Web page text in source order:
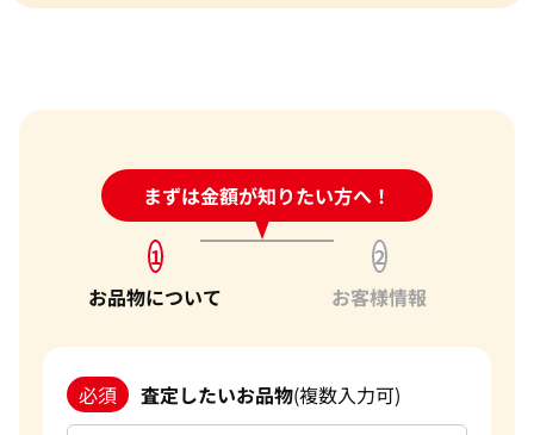
まずは金額が知りたい方へ！
24時間受付中!問い合わせフォーム
1
お品物について
2
お客様情報
必須 査定したいお品物(複数入力可)